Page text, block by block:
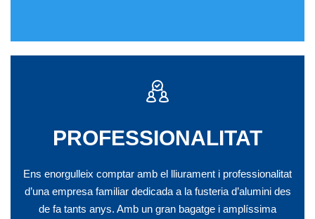
PROFESSIONALITAT
Ens enorgulleix comptar amb el lliurament i professionalitat
d’una empresa familiar dedicada a la fusteria d’alumini des
de fa tants anys. Amb un gran bagatge i amplíssima